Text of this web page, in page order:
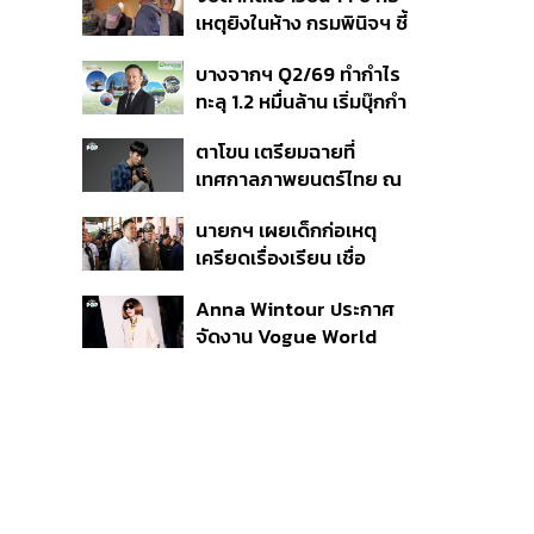
เหตุยิงในห้าง กรมพินิจฯ ชี้
เนื่อง ประเมินปล่อยตัว
บางจากฯ Q2/69 ทำกำไร
ทะลุ 1.2 หมื่นล้าน เริ่มบุ๊กกำ
แรก หนุนรายได้ครึ่งปีทะลุ
3.2 แสนล้าน
ตาโขน เตรียมฉายที่
เทศกาลภาพยนตร์ไทย ณ
นายกฯ เผยเด็กก่อเหตุ
เครียดเรื่องเรียน เชื่อ
กระสุนอีกกว่า 30 นัด หาก
ไม่จบชีวิตตัวเองอาจสูญ
Anna Wintour ประกาศ
จัดงาน Vogue World